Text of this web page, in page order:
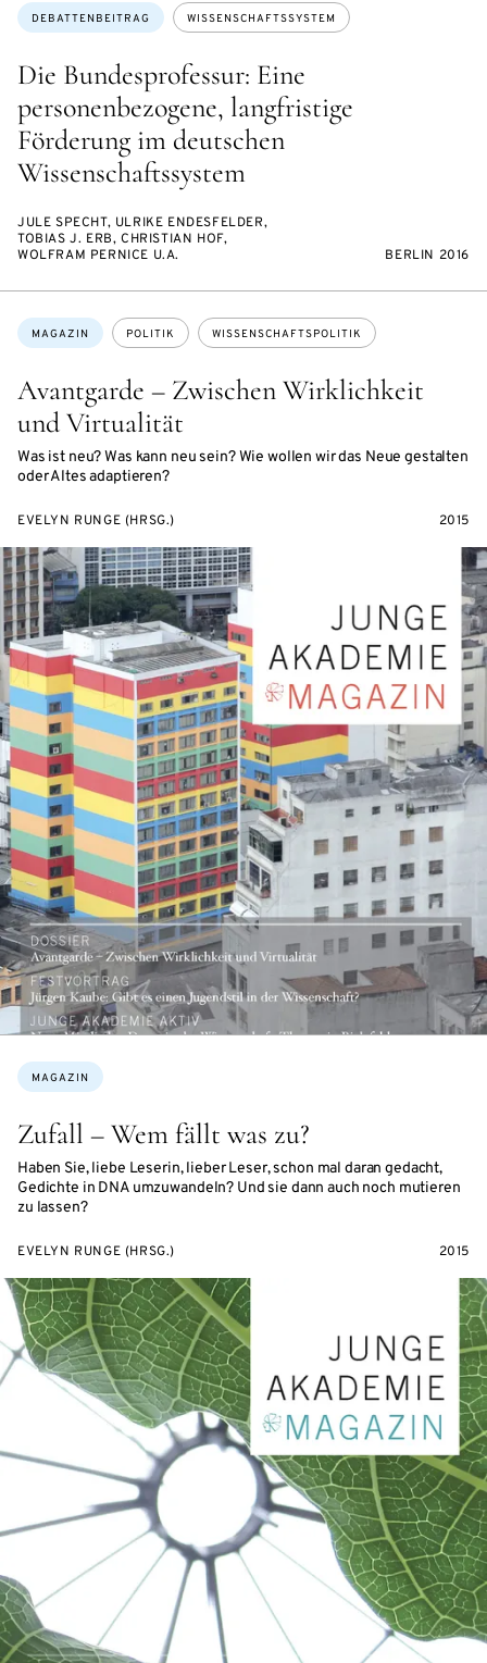
Die Bundesprofessur: Eine
personenbezogene, langfristige
Förderung im deutschen
Wissenschaftssystem
Themen:
DEBATTENBEITRAG WISSENSCHAFTSSYSTEM
JULE SPECHT, ULRIKE ENDESFELDER,
TOBIAS J. ERB, CHRISTIAN HOF,
WOLFRAM PERNICE U.A.
BERLIN 2016
Avantgarde – Zwischen Wirklichkeit
und Virtualität
Was ist neu? Was kann neu sein? Wie wollen wir das Neue gestalten
oder Altes adaptieren?
Themen:
MAGAZIN POLITIK WISSENSCHAFTSPOLITIK
EVELYN RUNGE (HRSG.) 2015
Zufall – Wem fällt was zu?
Haben Sie, liebe Leserin, lieber Leser, schon mal daran gedacht,
Gedichte in DNA umzuwandeln? Und sie dann auch noch mutieren
zu lassen?
Themen:
MAGAZIN
EVELYN RUNGE (HRSG.) 2015